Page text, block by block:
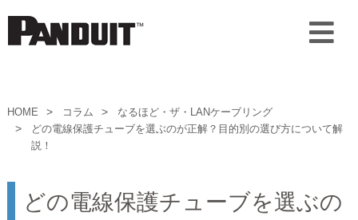
HOME コラム
なるほど・ザ・LANケーブリング
どの電線保護チューブを選ぶのが正解？目的別の選び方について解
説！
どの電線保護チューブを選ぶの